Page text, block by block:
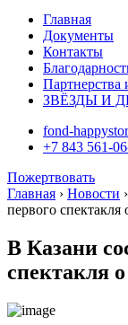
Главная
Документы
Контакты
Партнерства
ЗВЁЗДЫ И
fond-
+7 843 561-
Пожертвовать
Главная › Новости ›
первого
В Казани
спектакля